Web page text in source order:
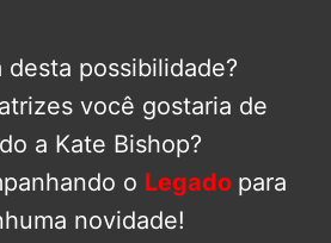
desta possibilidade?
você gostaria de
a Kate Bishop?
o Legado para
novidade!